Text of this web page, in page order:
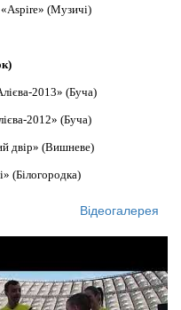
(Музичі)
2013» (Буча)
2012» (Буча)
двір» (Вишневе)
(Білогородка)
Відеогалерея